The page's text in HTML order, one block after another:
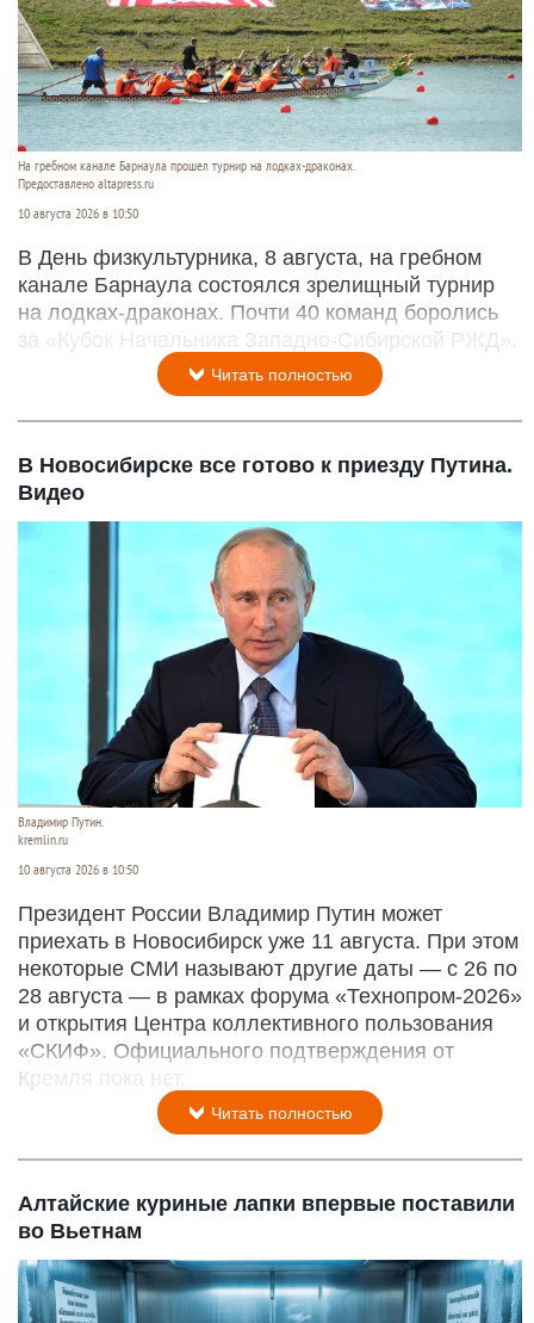
На гребном канале Барнаула прошел турнир на лодках-драконах.
Предоставлено altapress.ru
10 августа 2026 в 10:50
В День физкультурника, 8 августа, на гребном
канале Барнаула состоялся зрелищный турнир
на лодках-драконах. Почти 40 команд боролись
за «Кубок Начальника Западно-Сибирской РЖД».
Читать полностью
В Новосибирске все готово к приезду Путина.
Видео
Владимир Путин.
kremlin.ru
10 августа 2026 в 10:50
Президент России Владимир Путин может
приехать в Новосибирск уже 11 августа. При этом
некоторые СМИ называют другие даты — с 26 по
28 августа — в рамках форума «Технопром-2026»
и открытия Центра коллективного пользования
«СКИФ». Официального подтверждения от
Кремля пока нет.
Читать полностью
Алтайские куриные лапки впервые поставили
во Вьетнам